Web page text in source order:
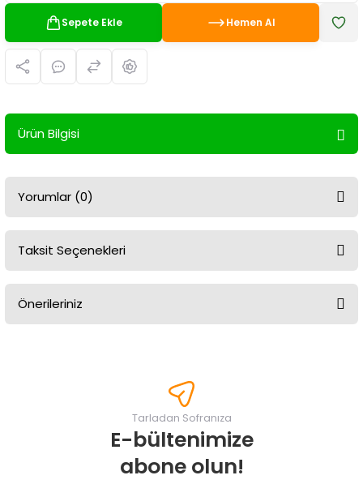
Sepete Ekle Hemen Al
Ürün Bilgisi
Yorumlar (0)
Taksit Seçenekleri
Önerileriniz
Görüş ve önerileriniz için teşekkür ederiz.
Ürün resmi kalitesiz, bozuk veya görüntülenemiyor.
Ürün bilgilerinde hatalar bulunuyor.
Tarladan Sofranıza
E-bültenimize
abone olun!